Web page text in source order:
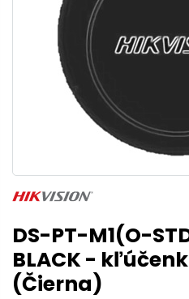
DS-PT-M1(O-
BLACK -
(Čierna)